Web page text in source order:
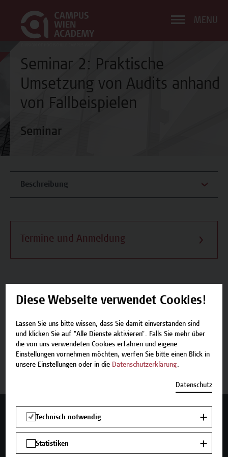
MENÜ
Seminar 2: Praktische
Umsetzung von Audits anhand
von Fallbeispielen
Seminar
Beschreibung
Termine und Anmeldung
Beschreibung
Termine und Anmeldung
Zurück zum Micro-Credential
Mehr Infos gewünscht?
Diese Webseite verwendet Cookies!
Lassen Sie uns bitte wissen, dass Sie damit einverstanden sind
und klicken Sie auf "Alle Dienste aktivieren". Falls Sie mehr über
die von uns verwendeten Cookies erfahren und eigene
Einstellungen vornehmen möchten, werfen Sie bitte einen Blick in
unsere Einstellungen oder in die Datenschutzerklärung.
Datenschutz
Technisch notwendig
Statistiken